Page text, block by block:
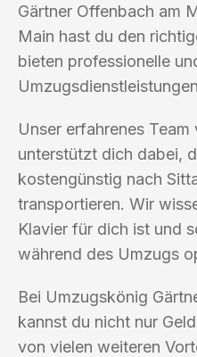
Gärtner Offenbach am
Main hast du den
bieten professionelle
Unser erfahrenes
unterstützt dich dabei,
kostengünstig nach
transportieren. Wir
Klavier für dich ist und
während des Umzugs
Bei Umzugskönig
kannst du nicht nur
von vielen weiteren